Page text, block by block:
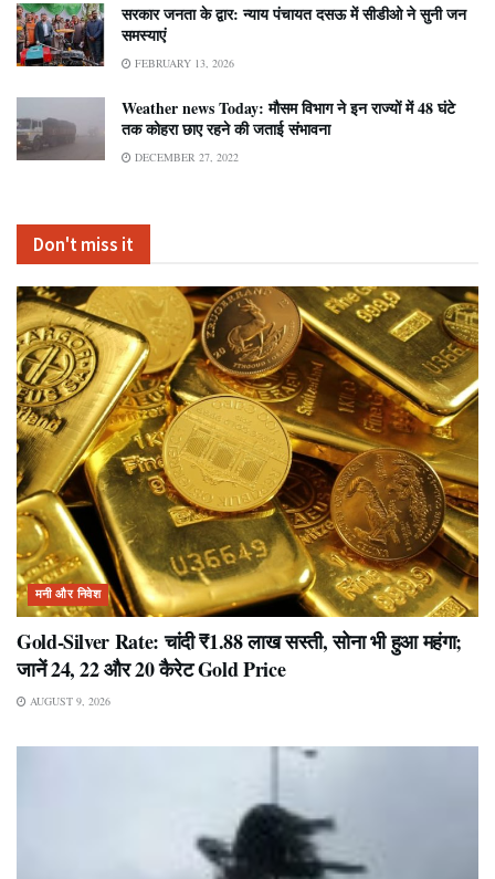
सरकार जनता के द्वार: न्याय पंचायत दसऊ में सीडीओ ने सुनी जन
समस्याएं
FEBRUARY 13, 2026
Weather news Today: मौसम विभाग ने इन राज्यों में 48 घंटे
तक कोहरा छाए रहने की जताई संभावना
DECEMBER 27, 2022
Don't miss it
मनी और निवेश
Gold-Silver Rate: चांदी ₹1.88 लाख सस्ती, सोना भी हुआ महंगा;
जानें 24, 22 और 20 कैरेट Gold Price
AUGUST 9, 2026